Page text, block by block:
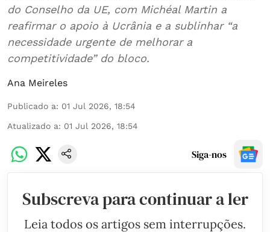
do Conselho da UE, com Michéal Martin a
reafirmar o apoio à Ucrânia e a sublinhar “a
necessidade urgente de melhorar a
competitividade” do bloco.
Ana Meireles
Publicado a: 01 Jul 2026, 18:54
Atualizado a: 01 Jul 2026, 18:54
Siga-nos
Subscreva para continuar a ler
Leia todos os artigos sem interrupções.